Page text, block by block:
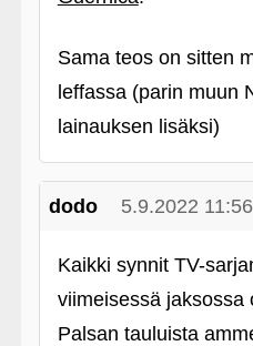
Sama teos on sitten
leffassa (parin muun
lainauksen lisäksi)
dodo 5.9.2022 11:56
Kaikki synnit TV-
viimeisessä jaksossa
Palsan tauluista